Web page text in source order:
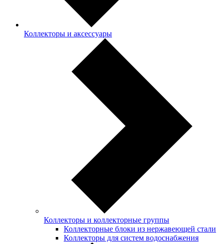
Коллекторы и аксессуары
Коллекторы и коллекторные группы
Коллекторные блоки из нержавеющей стали
Коллекторы для систем водоснабжения